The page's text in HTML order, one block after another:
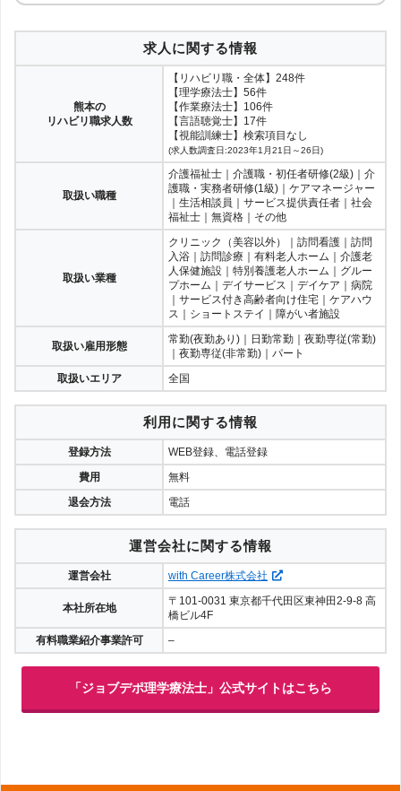
求人に関する情報
熊本の
リハビリ職求人数
【リハビリ職・全体】248件
【理学療法士】56件
【作業療法士】106件
【言語聴覚士】17件
【視能訓練士】検索項目なし
(求人数調査日:2023年1月21日～26日)
取扱い職種
介護福祉士｜介護職・初任者研修(2級)｜介
護職・実務者研修(1級)｜ケアマネージャー
｜生活相談員｜サービス提供責任者｜社会
福祉士｜無資格｜その他
取扱い業種
クリニック（美容以外）｜訪問看護｜訪問
入浴｜訪問診療｜有料老人ホーム｜介護老
人保健施設｜特別養護老人ホーム｜グルー
プホーム｜デイサービス｜デイケア｜病院
｜サービス付き高齢者向け住宅｜ケアハウ
ス｜ショートステイ｜障がい者施設
取扱い雇用形態
常勤(夜勤あり)｜日勤常勤｜夜勤専従(常勤)
｜夜勤専従(非常勤)｜パート
取扱いエリア
全国
利用に関する情報
登録方法
WEB登録、電話登録
費用
無料
退会方法
電話
運営会社に関する情報
運営会社 with Career株式会社
本社所在地
〒101-0031 東京都千代田区東神田2-9-8 高
橋ビル4F
有料職業紹介事業許可
–
「ジョブデポ理学療法士」公式サイトはこちら